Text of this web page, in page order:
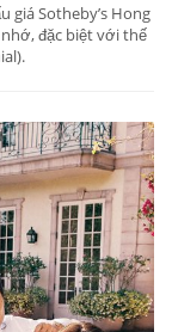
giá Sotheby’s Hong
đặc biệt với thế